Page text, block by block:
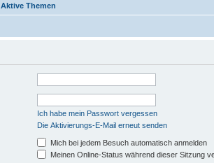
Aktive Themen
Ich habe mein Passwort vergessen
Die Aktivierungs-E-Mail erneut senden
Mich bei jedem Besuch automatisch anmelden
Meinen Online-Status während dieser Sitzung